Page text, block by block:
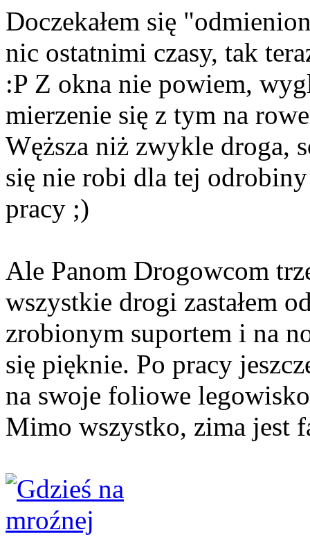
Doczekałem się
nic ostatnimi czasy, tak
:P Z okna nie powiem,
mierzenie się z tym na
Węższa niż zwykle droga,
się nie robi dla tej
pracy ;)
Ale Panom Drogowcom
wszystkie drogi zastałem
zrobionym suportem i na
się pięknie. Po pracy
na swoje foliowe
Mimo wszystko, zima jest